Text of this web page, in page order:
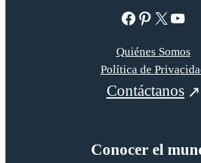
Facebook Pinterest X YouTube
Quiénes Somos
Política de
Contáctanos
Conocer el